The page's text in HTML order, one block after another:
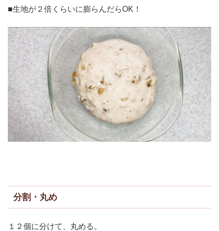
■生地が２倍くらいに膨らんだらOK！
分割・丸め
１２個に分けて、丸める。